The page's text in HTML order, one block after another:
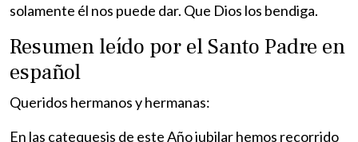
solamente él nos puede dar. Que Dios los bendiga.
Resumen leído por el Santo Padre en
español
Queridos hermanos y hermanas:
En las catequesis de este Año jubilar hemos recorrido